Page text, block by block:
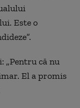
Este o
„Pentru că nu
El a promis